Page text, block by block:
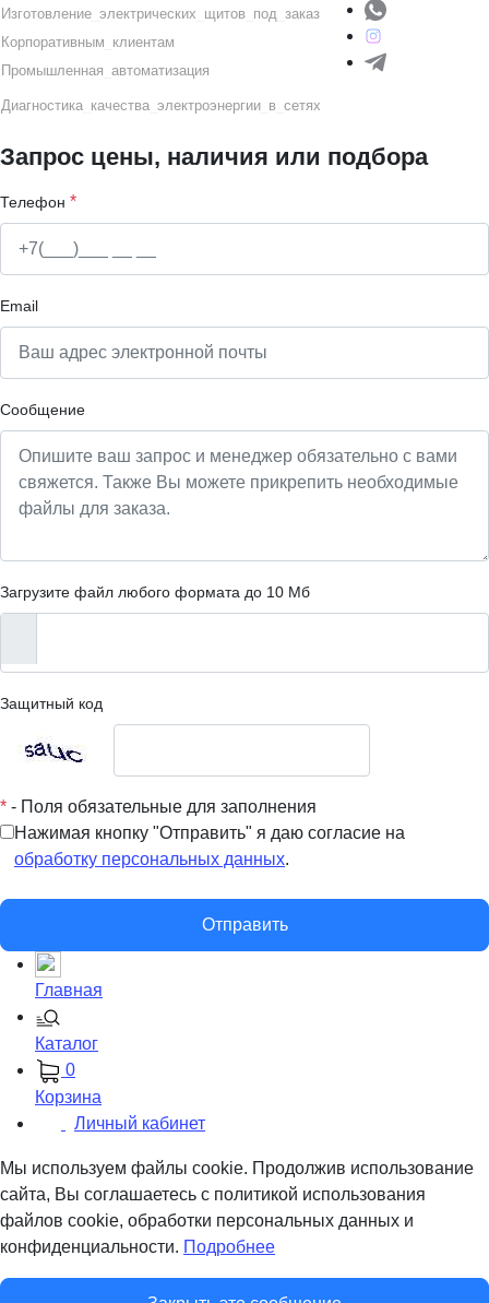
Изготовление электрических щитов под заказ
Корпоративным клиентам
Промышленная автоматизация
Диагностика качества электроэнергии в сетях
Запрос цены, наличия или подбора
Телефон *
Email
Сообщение
Загрузите файл любого формата до 10 Мб
Защитный код
* - Поля обязательные для заполнения
Нажимая кнопку "Отправить" я даю согласие на
обработку персональных данных.
Отправить
Главная
Каталог
0
Корзина
Личный кабинет
Мы используем файлы cookie. Продолжив использование
сайта, Вы соглашаетесь с политикой использования
файлов cookie, обработки персональных данных и
конфиденциальности. Подробнее